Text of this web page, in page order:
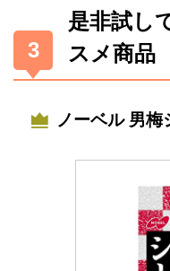
是非試し
スメ商品
ノーベル 男梅